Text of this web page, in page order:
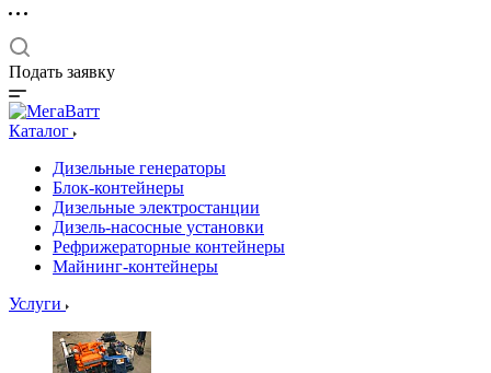
Подать заявку
Каталог
Дизельные генераторы
Блок-контейнеры
Дизельные электростанции
Дизель-насосные установки
Рефрижераторные контейнеры
Майнинг-контейнеры
Услуги